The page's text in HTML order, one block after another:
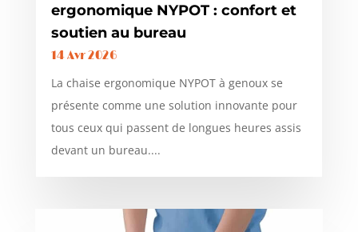
ergonomique NYPOT : confort et
soutien au bureau
14 Avr 2026
La chaise ergonomique NYPOT à genoux se
présente comme une solution innovante pour
tous ceux qui passent de longues heures assis
devant un bureau....